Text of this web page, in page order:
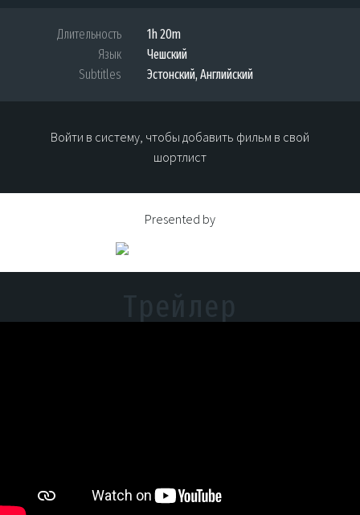
Длительность
1h 20m
Язык
Чешский
Subtitles
Эстонский, Английский
Войти в систему, чтобы добавить фильм в свой
шортлист
Presented by